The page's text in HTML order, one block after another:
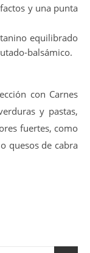
y una punta
equilibrado
balsámico.
con Carnes
y pastas,
fuertes, como
quesos de cabra